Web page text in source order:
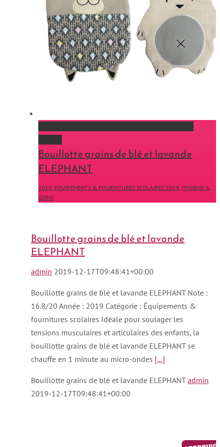
Bouillotte grains de blé et lavande
ELEPHANT
2019, EQUIPEMENTS & FOURNITURES SCOLAIRES 2019, HYGIENE &
SOINS
Bouillotte grains de blé et lavande
ELEPHANT
admin 2019-12-17T09:48:41+00:00
Bouillotte grains de blé et lavande ELEPHANT Note :
16.8/20 Année : 2019 Catégorie : Équipements &
fournitures scolaires Idéale pour soulager les
tensions musculaires et articulaires des enfants, la
bouillotte grains de blé et lavande ELEPHANT se
chauffe en 1 minute au micro-ondes [...]
Bouillotte grains de blé et lavande ELEPHANTadmin
2019-12-17T09:48:41+00:00